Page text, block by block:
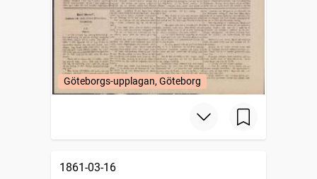
Göteborgs-upplagan, Göteborg
1861-03-16